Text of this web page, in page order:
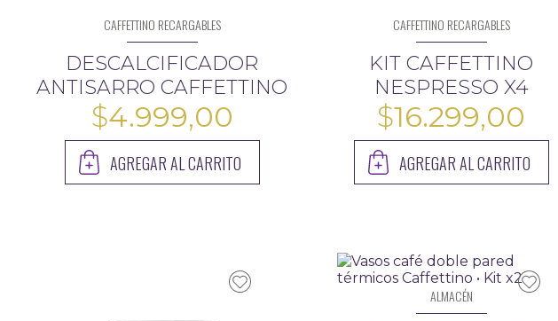
CAFFETTINO RECARGABLES
DESCALCIFICADOR
ANTISARRO CAFFETTINO
$4.999,00
AGREGAR AL CARRITO
CAFFETTINO RECARGABLES
KIT CAFFETTINO
NESPRESSO X4
$16.299,00
AGREGAR AL CARRITO
ALMACÉN